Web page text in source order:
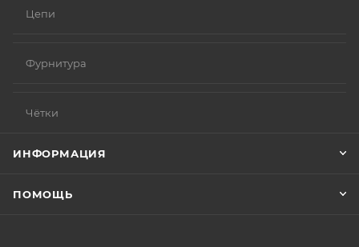
Цепи
Фурнитура
Чётки
ИНФОРМАЦИЯ
ПОМОЩЬ